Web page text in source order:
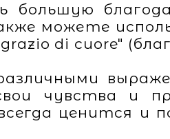
можете
di cuore"
чувства и
ценится